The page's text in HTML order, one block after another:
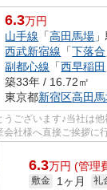
6.3万円
山手線 「高田馬場
西武新宿線 「下落合
副都心線 「西早稲田
築33年 / 16.72㎡
東京都新宿区高田
ございます♪当社は
会社様へ直接ご挨拶に
の情報は...
6.3万円 (管理
敷金 1ヶ月 礼